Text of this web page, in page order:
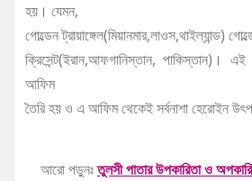
হয়। যেমন,
গোল্ডেন ট্রায়াঙ্গেল(মিয়ানমার,লাওস,থাইল্যান্ড)
ক্রিসেন্ট(ইরান,আফগানিস্তান, পাকিস্তান)।
আফিম
তৈরি হয় ও এ আফিম থেকেই সর্বনাশা হেরোইন
আরো পড়ুনঃতুলসী পাতার উপকারিতা ও